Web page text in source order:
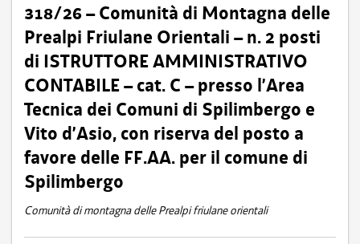
318/26 – Comunità di Montagna delle
Prealpi Friulane Orientali – n. 2 posti
di ISTRUTTORE AMMINISTRATIVO
CONTABILE – cat. C – presso l’Area
Tecnica dei Comuni di Spilimbergo e
Vito d’Asio, con riserva del posto a
favore delle FF.AA. per il comune di
Spilimbergo
Comunità di montagna delle Prealpi friulane orientali